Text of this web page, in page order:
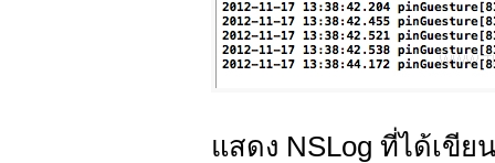
แสดง NSLog ที่ได้เขีย